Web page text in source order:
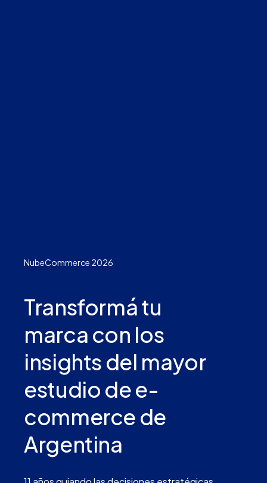
NubeCommerce 2026
Transformá tu
marca con los
insights del mayor
estudio de e-
commerce de
Argentina